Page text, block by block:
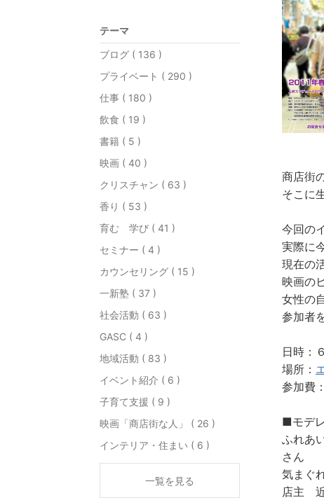
商店街
そこに
今回の
実際に
現在の
映画の
女性の
参加者
日時：
場所：
参加費
■モデ
ふれあ
さん
気まぐ
店主
テーマ
ブログ ( 136 )
プライベート ( 290 )
仕事 ( 180 )
飲食 ( 19 )
書籍 ( 5 )
映画 ( 40 )
クリスチャン ( 63 )
香り ( 53 )
育む 学び ( 41 )
セミナー ( 4 )
カウンセリング ( 15 )
一新塾 ( 37 )
社会活動 ( 63 )
GASC ( 4 )
地域活動 ( 83 )
イベント紹介 ( 6 )
子育て支援 ( 9 )
映画「商店街な人」 ( 26 )
インテリア・住まい ( 6 )
一覧を見る